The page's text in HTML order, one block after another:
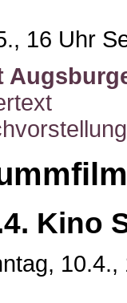
16 Uhr
Kino
10.4.,